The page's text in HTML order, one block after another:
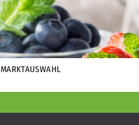
MARKTAUSWAHL